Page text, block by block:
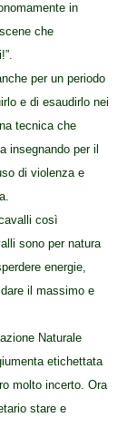
in
che
per un periodo
e di esaudirlo nei
tecnica che
insegnando per il
di violenza e
così
sono per natura
energie,
il massimo e
Naturale
etichettata
molto incerto. Ora
stare e